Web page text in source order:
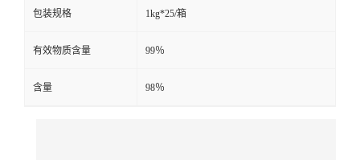
包装规格 1kg*25/箱
有效物质含量 99％
含量 98％